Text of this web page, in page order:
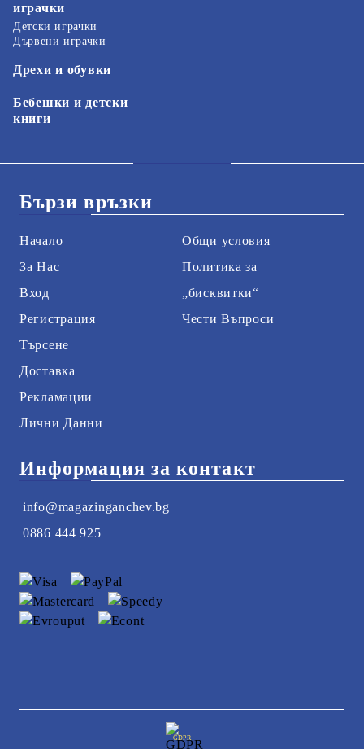
играчки
Детски играчки
Дървени играчки
Дрехи и обувки
Бебешки и детски
книги
Бързи връзки
Начало
За Нас
Вход
Регистрация
Търсене
Доставка
Рекламации
Лични Данни
Общи условия
Политика за
„бисквитки“
Чести Въпроси
Информация за контакт
info@magazinganchev.bg
0886 444 925
GDPR